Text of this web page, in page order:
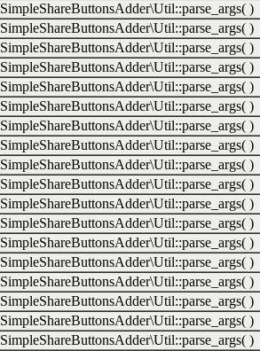
SimpleShareButtonsAdder\Util::parse_args( )
SimpleShareButtonsAdder\Util::parse_args( )
SimpleShareButtonsAdder\Util::parse_args( )
SimpleShareButtonsAdder\Util::parse_args( )
SimpleShareButtonsAdder\Util::parse_args( )
SimpleShareButtonsAdder\Util::parse_args( )
SimpleShareButtonsAdder\Util::parse_args( )
SimpleShareButtonsAdder\Util::parse_args( )
SimpleShareButtonsAdder\Util::parse_args( )
SimpleShareButtonsAdder\Util::parse_args( )
SimpleShareButtonsAdder\Util::parse_args( )
SimpleShareButtonsAdder\Util::parse_args( )
SimpleShareButtonsAdder\Util::parse_args( )
SimpleShareButtonsAdder\Util::parse_args( )
SimpleShareButtonsAdder\Util::parse_args( )
SimpleShareButtonsAdder\Util::parse_args( )
SimpleShareButtonsAdder\Util::parse_args( )
SimpleShareButtonsAdder\Util::parse_args( )